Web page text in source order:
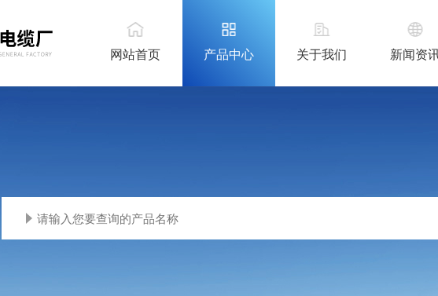
网站首页 产品中心 关于我们 新闻资